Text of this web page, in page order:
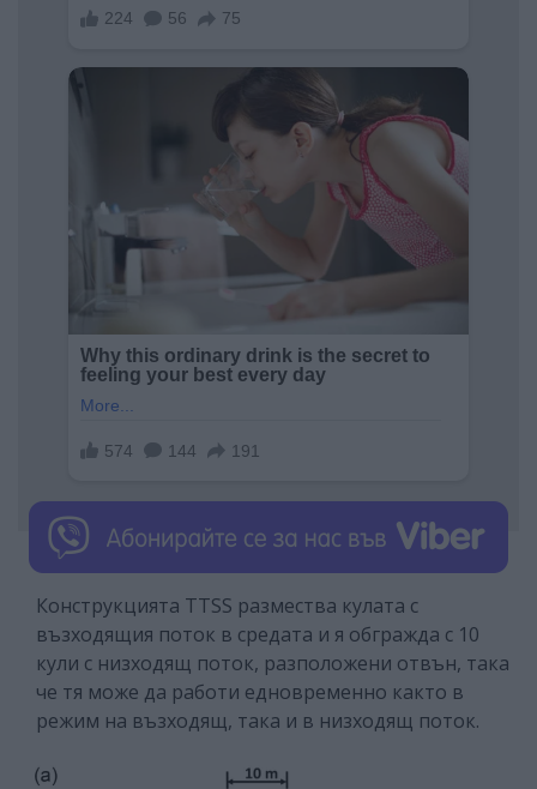
Конструкцията TTSS размества кулата с
възходящия поток в средата и я обгражда с 10
кули с низходящ поток, разположени отвън, така
че тя може да работи едновременно както в
режим на възходящ, така и в низходящ поток.